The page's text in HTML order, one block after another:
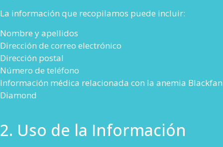
La información que recopilamos puede incluir:
Nombre y apellidos
Dirección de correo electrónico
Dirección postal
Número de teléfono
Información médica relacionada con la anemia Blackfan
Diamond
2. Uso de la Información